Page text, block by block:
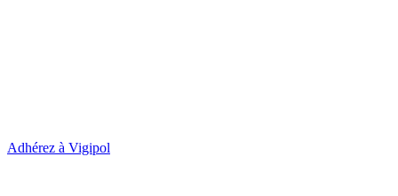
Adhérez à Vigipol